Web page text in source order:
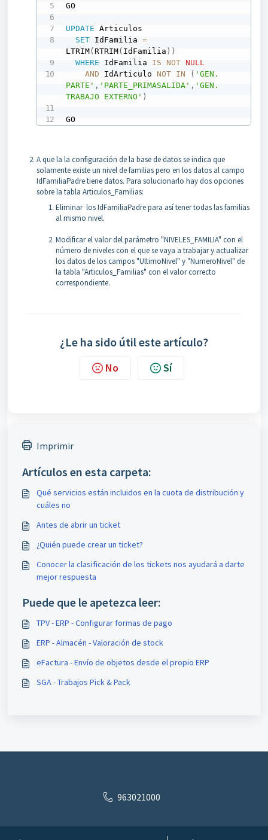
GO
UPDATE Articulos
SET IdFamilia =
LTRIM( RTRIM( IdFamilia ) )
WHERE IdFamilia IS NOT NULL
AND IdArticulo NOT IN ( 'GEN.
PARTE' , 'PARTE_PRIMASALIDA' , 'GEN.
TRABAJO EXTERNO' )
GO
A que la la configuración de la base de datos se indica que
solamente existe un nivel de familias pero en los datos al campo
IdFamiliaPadre tiene datos. Para solucionarlo hay dos opciones
sobre la tabla Articulos_Familias:
Eliminar los IdFamiliaPadre para así tener todas las familias
al mismo nivel.
Modificar el valor del parámetro "NIVELES_FAMILIA" con el
número de niveles con el que se vaya a trabajar y actualizar
los datos de los campos "UltimoNivel" y "NumeroNivel" de
la tabla "Articulos_Familias" con el valor correcto
correspondiente.
¿Le ha sido útil este artículo?
No Sí
Imprimir
Artículos en esta carpeta:
Qué servicios están incluidos en la cuota de distribución y
cuáles no
Antes de abrir un ticket
¿Quién puede crear un ticket?
Conocer la clasificación de los tickets nos ayudará a darte
mejor respuesta
Puede que le apetezca leer:
TPV - ERP - Configurar formas de pago
ERP - Almacén - Valoración de stock
eFactura - Envío de objetos desde el propio ERP
SGA - Trabajos Pick & Pack
963021000